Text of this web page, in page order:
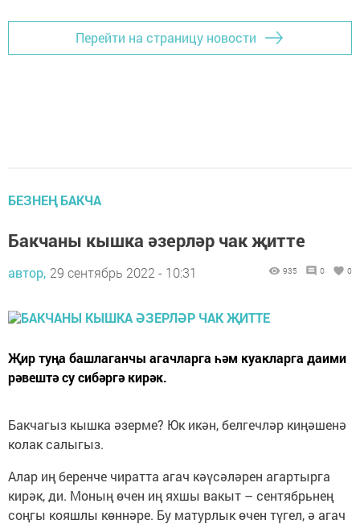
Перейти на страницу новости
БЕЗНЕҢ БАКЧА
Бакчаны кышка әзерләр чак җитте
автор, 29 сентябрь 2022 - 10:31 935 0 0
Җир туңа башлаганчы агачларга һәм куакларга даими
рәвештә су сибәргә кирәк.
Бакчагыз кышка әзерме? Юк икән, белгечләр киңәшенә
колак салыгыз.
Алар иң беренче чиратта агач кәүсәләрен агартырга
кирәк, ди. Моның өчен иң яхшы вакыт – сентябрьнең
соңгы кояшлы көннәре. Бу матурлык өчен түгел, ә агач